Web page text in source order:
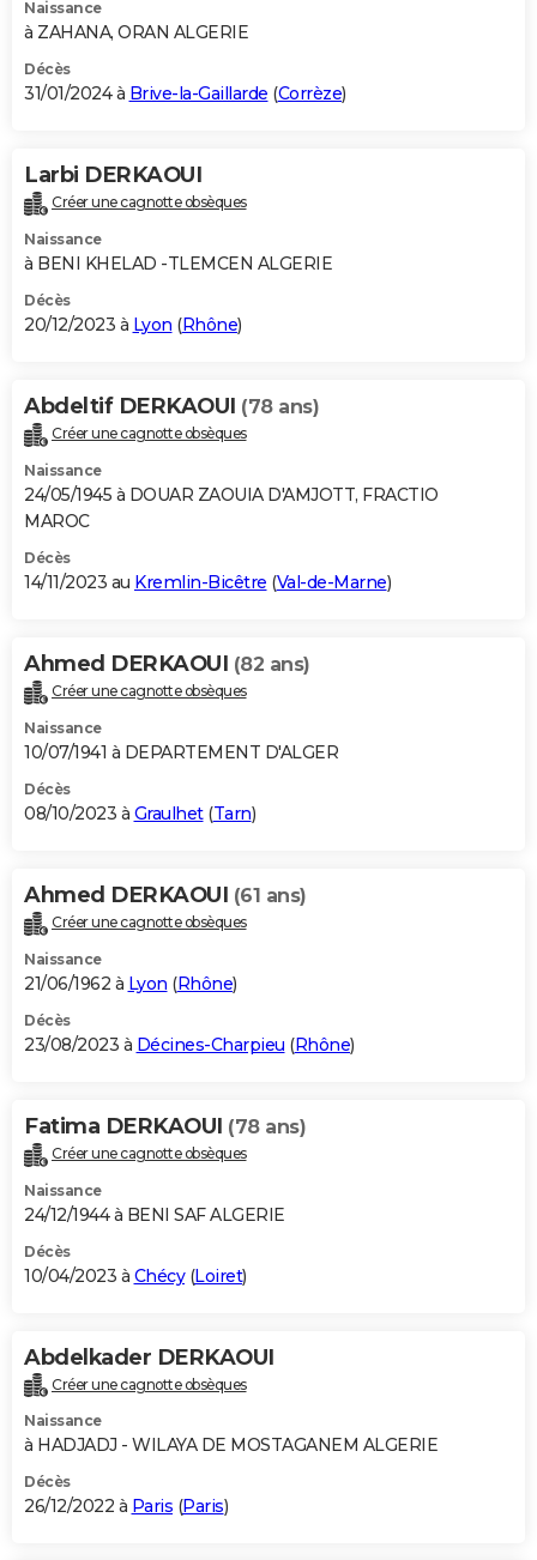
Naissance
à ZAHANA, ORAN ALGERIE
Décès
31/01/2024 à Brive-la-Gaillarde (Corrèze)
Larbi DERKAOUI
Créer une cagnotte obsèques
Naissance
à BENI KHELAD -TLEMCEN ALGERIE
Décès
20/12/2023 à Lyon (Rhône)
Abdeltif DERKAOUI (78 ans)
Créer une cagnotte obsèques
Naissance
24/05/1945 à DOUAR ZAOUIA D'AMJOTT, FRACTIO
MAROC
Décès
14/11/2023 au Kremlin-Bicêtre (Val-de-Marne)
Ahmed DERKAOUI (82 ans)
Créer une cagnotte obsèques
Naissance
10/07/1941 à DEPARTEMENT D'ALGER
Décès
08/10/2023 à Graulhet(Tarn)
Ahmed DERKAOUI (61 ans)
Créer une cagnotte obsèques
Naissance
21/06/1962 à Lyon (Rhône)
Décès
23/08/2023 à Décines-Charpieu (Rhône)
Fatima DERKAOUI (78 ans)
Créer une cagnotte obsèques
Naissance
24/12/1944 à BENI SAF ALGERIE
Décès
10/04/2023 à Chécy(Loiret)
Abdelkader DERKAOUI
Créer une cagnotte obsèques
Naissance
à HADJADJ - WILAYA DE MOSTAGANEM ALGERIE
Décès
26/12/2022 à Paris (Paris)